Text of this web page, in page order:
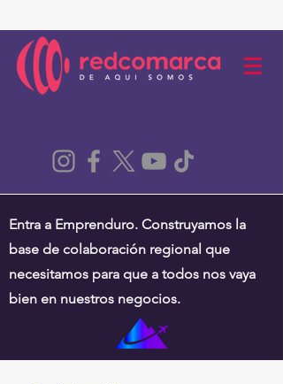
Entra a Emprenduro. Construyamos la
base de colaboración regional que
necesitamos para que a todos nos vaya
bien en nuestros negocios.